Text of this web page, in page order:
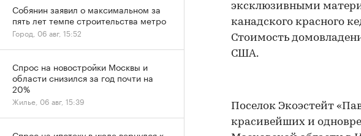
эксклюзивными
канадского красного
Стоимость
США.
Поселок Экоэстейт
красивейших и
Собянин заявил о максимальном за
пять лет темпе строительства метро
Город, 06 авг, 15:52
Спрос на новостройки Москвы и
области снизился за год почти на
20%
Жилье, 06 авг, 15:39